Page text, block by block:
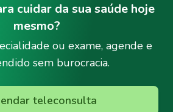
cuidar da sua saúde hoje
mesmo?
ou exame, agende e
sem burocracia.
teleconsulta